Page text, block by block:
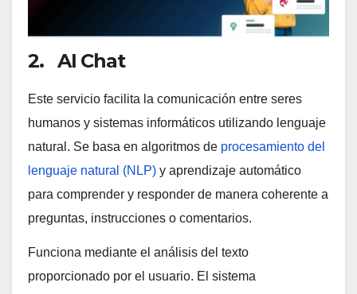
2. AI Chat
Este servicio facilita la comunicación entre seres
humanos y sistemas informáticos utilizando lenguaje
natural. Se basa en algoritmos de procesamiento del
lenguaje natural (NLP) y aprendizaje automático
para comprender y responder de manera coherente a
preguntas, instrucciones o comentarios.
Funciona mediante el análisis del texto
proporcionado por el usuario. El sistema